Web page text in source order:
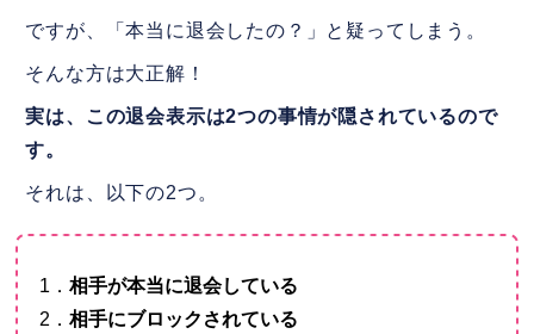
ですが、「本当に退会したの？」と疑ってしまう。
そんな方は大正解！
実は、この退会表示は2つの事情が隠されているので
す。
それは、以下の2つ。
1．相手が本当に退会している
2．相手にブロックされている